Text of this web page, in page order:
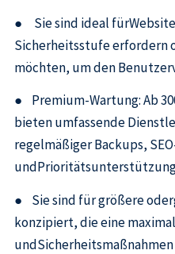
● Sie sind ideal
Sicherheitsstufe erfordern
möchten, um den
● Premium-Wartung: Ab
bieten umfassende
regelmäßiger Backups,
● Sie sind für größere
konzipiert, die eine